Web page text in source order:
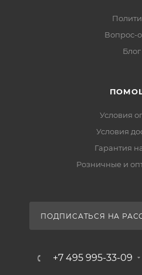
Вопрос-
Блог
Условия
Условия
Гарантия
Розничные и
ПОДПИСАТЬСЯ НА
+7 495 995-33-09